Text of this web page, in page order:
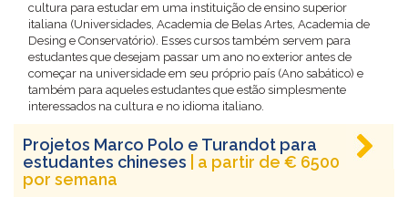
cultura para estudar em uma instituição de ensino superior
italiana (Universidades, Academia de Belas Artes, Academia de
Desing e Conservatório). Esses cursos também servem para
estudantes que desejam passar um ano no exterior antes de
começar na universidade em seu próprio país (Ano sabático) e
também para aqueles estudantes que estão simplesmente
interessados na cultura e no idioma italiano.
Projetos Marco Polo e Turandot para
estudantes chineses
| a partir de € 6500
por semana